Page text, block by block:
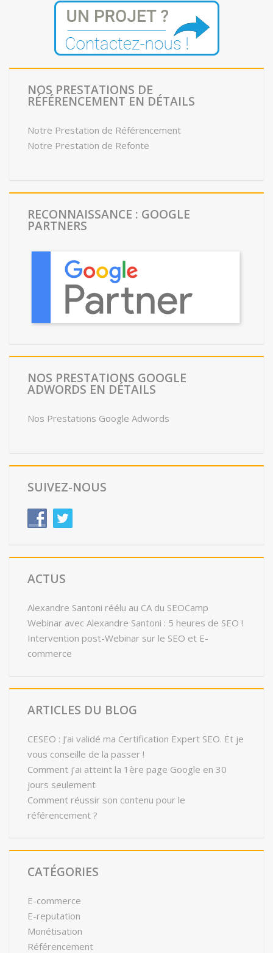
NOS PRESTATIONS DE
RÉFÉRENCEMENT EN DÉTAILS
Notre Prestation de Référencement
Notre Prestation de Refonte
RECONNAISSANCE : GOOGLE
PARTNERS
NOS PRESTATIONS GOOGLE
ADWORDS EN DÉTAILS
Nos Prestations Google Adwords
SUIVEZ-NOUS
ACTUS
Alexandre Santoni réélu au CA du SEOCamp
Webinar avec Alexandre Santoni : 5 heures de SEO !
Intervention post-Webinar sur le SEO et E-
commerce
ARTICLES DU BLOG
CESEO : J’ai validé ma Certification Expert SEO. Et je
vous conseille de la passer !
Comment j’ai atteint la 1ère page Google en 30
jours seulement
Comment réussir son contenu pour le
référencement ?
CATÉGORIES
E-commerce
E-reputation
Monétisation
Référencement